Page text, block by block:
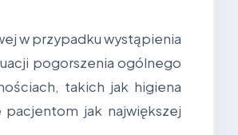
w przypadku wystąpienia
pogorszenia ogólnego
takich jak higiena
pacjentom jak największej